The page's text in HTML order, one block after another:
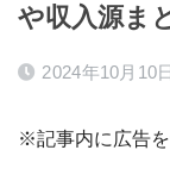
や収入源ま
2024年10月10日
※記事内に広告